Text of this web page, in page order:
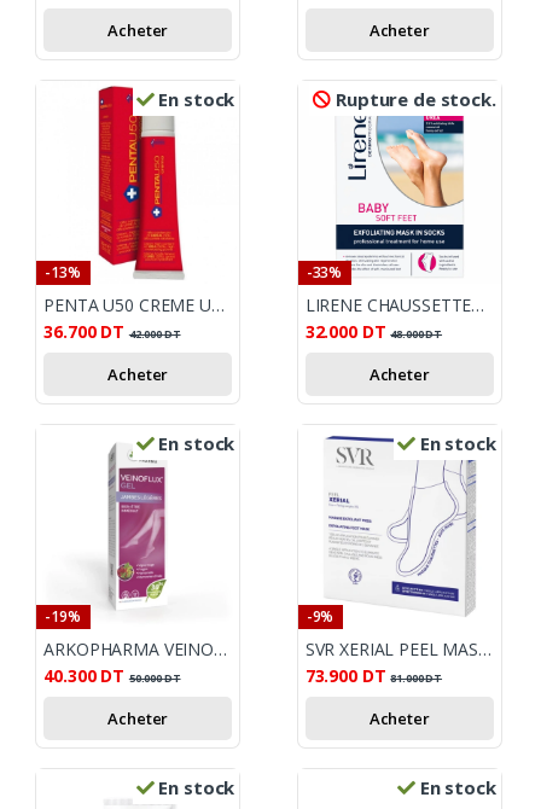
Acheter Acheter
En stock
-13%
PENTA U50 CREME UREE 50% 30ML
36.700 DT 42.000DT
Acheter
Rupture de stock.
-33%
LIRENE CHAUSSETTES EXFOLIANTES À 2,5 % D’URÉE
32.000 DT 48.000DT
Acheter
En stock
-19%
ARKOPHARMA VEINOFLUX GEL JAMBES LEGERES 150ML
40.300 DT 50.000DT
Acheter
En stock
-9%
SVR XERIAL PEEL MASQUE EXFOLIANT PIEDS
73.900 DT 81.000DT
Acheter
En stock En stock